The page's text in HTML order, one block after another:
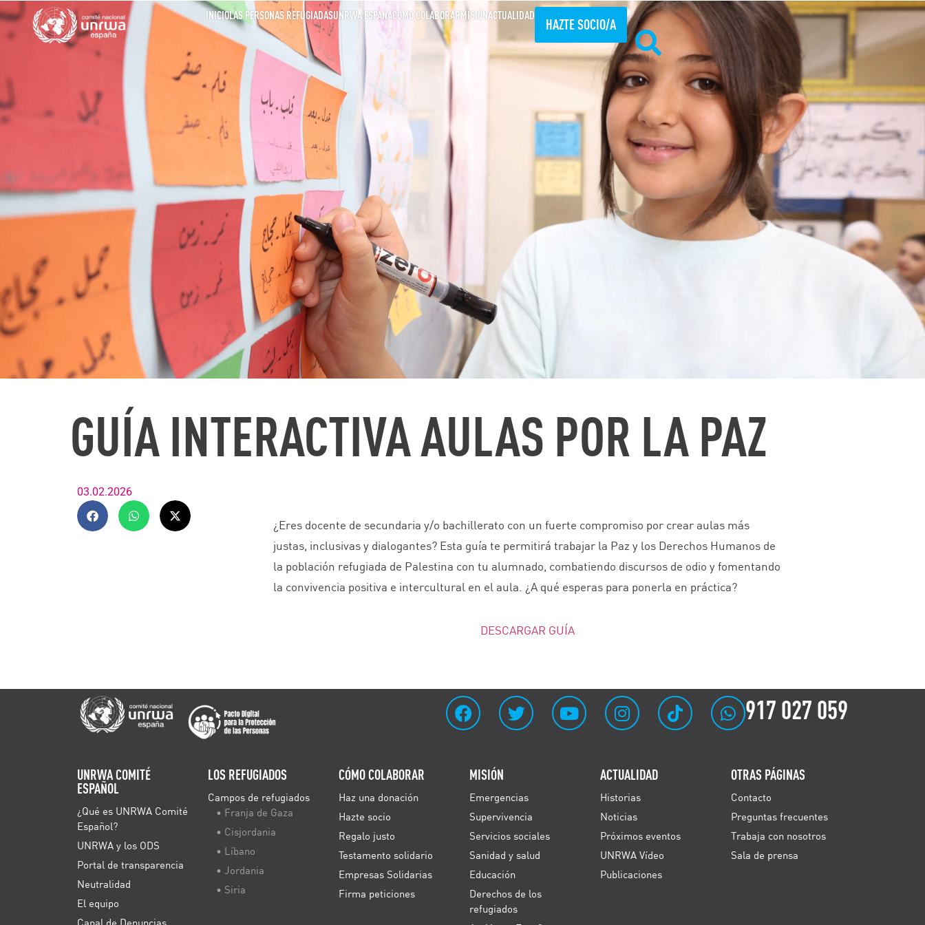
INICIOLAS PERSONAS REFUGIADASUNRWA ESPAÑACÓMO COLABORARMISIÓNACTUALIDAD
HAZTE SOCIO/A
GUÍA INTERACTIVA AULAS POR LA PAZ
03.02.2026
¿Eres docente de secundaria y/o bachillerato con un fuerte compromiso por crear aulas más
justas, inclusivas y dialogantes? Esta guía te permitirá trabajar la Paz y los Derechos Humanos de
la población refugiada de Palestina con tu alumnado, combatiendo discursos de odio y fomentando
la convivencia positiva e intercultural en el aula. ¿A qué esperas para ponerla en práctica?
DESCARGAR GUÍA
917 027 059
UNRWA COMITÉ
ESPAÑOL
¿Qué es UNRWA Comité
Español?
UNRWA y los ODS
Portal de transparencia
Neutralidad
El equipo
LOS REFUGIADOS
Campos de refugiados
• Franja de Gaza
• Cisjordania
• Líbano
• Jordania
• Siria
CÓMO COLABORAR
Haz una donación
Hazte socio
Regalo justo
Testamento solidario
Empresas Solidarias
Firma peticiones
MISIÓN
Emergencias
Supervivencia
Servicios sociales
Sanidad y salud
Educación
Derechos de los
refugiados
ACTUALIDAD
Historias
Noticias
Próximos eventos
UNRWA Vídeo
Publicaciones
OTRAS PÁGINAS
Contacto
Preguntas frecuentes
Trabaja con nosotros
Sala de prensa